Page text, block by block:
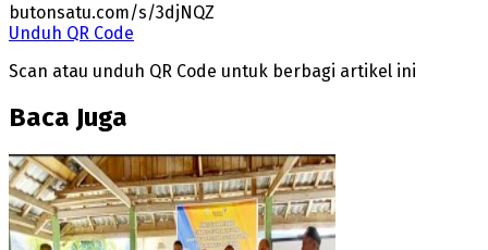
butonsatu.com/s/3djNQZ
Unduh QR Code
Scan atau unduh QR Code untuk berbagi artikel ini
Baca Juga